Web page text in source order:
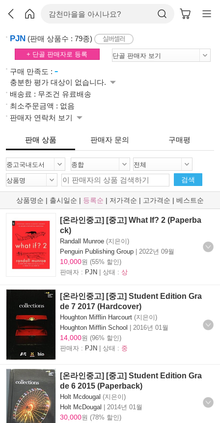
PJN (판매 상품수 : 79종)
+ 단골 판매자로 등록
구매 만족도 : -
충분한 평가 대상이 없습니다.
배송료 : 무조건 유료배송
최소주문금액 : 없음
판매자 연락처 보기
판매 상품 판매자 문의 구매평
검색
상품명순 | 출시일순 | 등록순 | 저가격순 | 고가격순 | 베스트순
[온라인중고] [중고] What If? 2 (Paperba
ck)
Randall Munroe (지은이)
Penguin Publishing Group | 2022년 09월
10,000원 (55% 할인)
판매자 : PJN | 상태 : 상
[온라인중고] [중고] Student Edition Gra
de 7 2017 (Hardcover)
Houghton Mifflin Harcourt (지은이)
Houghton Mifflin School | 2016년 01월
14,000원 (96% 할인)
판매자 : PJN | 상태 : 중
[온라인중고] [중고] Student Edition Gra
de 6 2015 (Paperback)
Holt Mcdougal (지은이)
Holt McDougal | 2014년 01월
30,000원 (78% 할인)